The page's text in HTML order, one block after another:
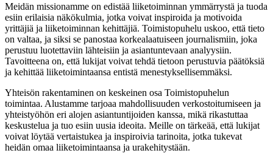
Meidän missionamme on edistää liiketoiminnan ymmärrystä ja tuoda
esiin erilaisia näkökulmia, jotka voivat inspiroida ja motivoida
yrittäjiä ja liiketoiminnan kehittäjiä. Toimistopuhelu uskoo, että tieto
on valtaa, ja siksi se panostaa korkealaatuiseen journalismiin, joka
perustuu luotettaviin lähteisiin ja asiantuntevaan analyysiin.
Tavoitteena on, että lukijat voivat tehdä tietoon perustuvia päätöksiä
ja kehittää liiketoimintaansa entistä menestyksellisemmäksi.
Yhteisön rakentaminen on keskeinen osa Toimistopuhelun
toimintaa. Alustamme tarjoaa mahdollisuuden verkostoitumiseen ja
yhteistyöhön eri alojen asiantuntijoiden kanssa, mikä rikastuttaa
keskustelua ja tuo esiin uusia ideoita. Meille on tärkeää, että lukijat
voivat löytää vertaistukea ja inspiroivia tarinoita, jotka tukevat
heidän omaa liiketoimintaansa ja urakehitystään.